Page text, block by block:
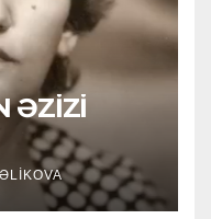
ƏZİZİ